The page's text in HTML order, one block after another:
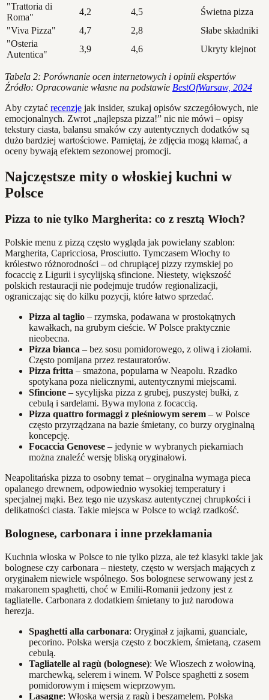
"Trattoria di
Roma"
4,2 4,5
Świetna pizza
"Viva Pizza"
4,7 2,8
Słabe składniki
"Osteria
Autentica"
3,9 4,6 Ukryty klejnot
Tabela 2: Porównanie ocen internetowych i opinii ekspertów
Źródło: Opracowanie własne na podstawie BestOfWarsaw, 2024
Aby czytać recenzje jak insider, szukaj opisów szczegółowych, nie
emocjonalnych. Zwrot „najlepsza pizza!” nic nie mówi – opisy
tekstury ciasta, balansu smaków czy autentycznych dodatków są
dużo bardziej wartościowe. Pamiętaj, że zdjęcia mogą kłamać, a
oceny bywają efektem sezonowej promocji.
Najczęstsze mity o włoskiej kuchni w
Polsce
Pizza to nie tylko Margherita: co z resztą Włoch?
Polskie menu z pizzą często wygląda jak powielany szablon:
Margherita, Capricciosa, Prosciutto. Tymczasem Włochy to
królestwo różnorodności – od chrupiącej pizzy rzymskiej po
focaccię z Ligurii i sycylijską sfincione. Niestety, większość
polskich restauracji nie podejmuje trudów regionalizacji,
ograniczając się do kilku pozycji, które łatwo sprzedać.
Pizza al taglio – rzymska, podawana w prostokątnych
kawałkach, na grubym cieście. W Polsce praktycznie
nieobecna.
Pizza bianca – bez sosu pomidorowego, z oliwą i ziołami.
Często pomijana przez restauratorów.
Pizza fritta – smażona, popularna w Neapolu. Rzadko
spotykana poza nielicznymi, autentycznymi miejscami.
Sfincione – sycylijska pizza z grubej, puszystej bułki, z
cebulą i sardelami. Bywa mylona z focaccią.
Pizza quattro formaggi z pleśniowym serem – w Polsce
często przyrządzana na bazie śmietany, co burzy oryginalną
koncepcję.
Focaccia Genovese – jedynie w wybranych piekarniach
można znaleźć wersję bliską oryginałowi.
Neapolitańska pizza to osobny temat – oryginalna wymaga pieca
opalanego drewnem, odpowiednio wysokiej temperatury i
specjalnej mąki. Bez tego nie uzyskasz autentycznej chrupkości i
delikatności ciasta. Takie miejsca w Polsce to wciąż rzadkość.
Bolognese, carbonara i inne przekłamania
Kuchnia włoska w Polsce to nie tylko pizza, ale też klasyki takie jak
bolognese czy carbonara – niestety, często w wersjach mających z
oryginałem niewiele wspólnego. Sos bolognese serwowany jest z
makaronem spaghetti, choć w Emilii-Romanii jedzony jest z
tagliatelle. Carbonara z dodatkiem śmietany to już narodowa
herezja.
Spaghetti alla carbonara: Oryginał z jajkami, guanciale,
pecorino. Polska wersja często z boczkiem, śmietaną, czasem
cebulą.
Tagliatelle al ragù (bolognese): We Włoszech z wołowiną,
marchewką, selerem i winem. W Polsce spaghetti z sosem
pomidorowym i mięsem wieprzowym.
Lasagne: Włoska wersja z ragù i beszamelem. Polska